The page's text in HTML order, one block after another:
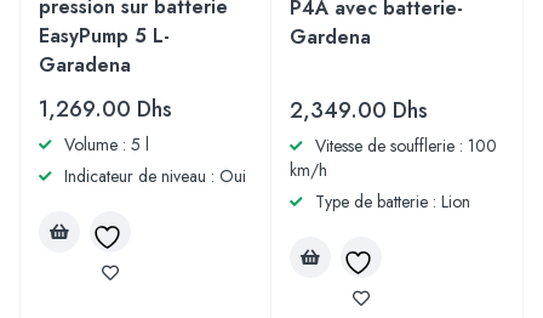
pression sur batterie
EasyPump 5 L-
Garadena
1,269.00 Dhs
Volume : 5 l
Indicateur de niveau : Oui
P4A avec batterie-
Gardena
2,349.00 Dhs
Vitesse de soufflerie : 100
km/h
Type de batterie : Lion